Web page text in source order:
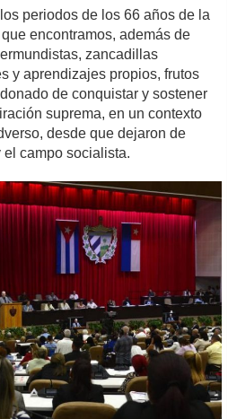
periodos de los 66 años de la
encontramos, además de
zancadillas
y aprendizajes propios, frutos
de conquistar y sostener
suprema, en un contexto
desde que dejaron de
campo socialista.